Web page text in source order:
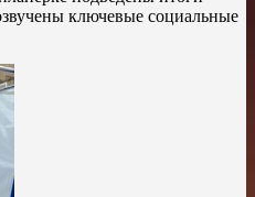
ключевые социальные